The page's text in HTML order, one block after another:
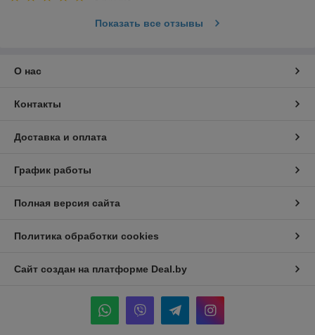
Показать все отзывы
О нас
Контакты
Доставка и оплата
График работы
Полная версия сайта
Политика обработки cookies
Сайт создан на платформе Deal.by